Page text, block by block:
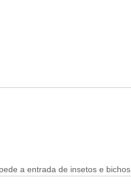
a entrada de insetos e bichos